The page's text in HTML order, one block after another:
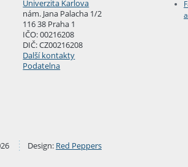
Univerzita Karlova
nám. Jana Palacha 1/2
116 38 Praha 1
IČO: 00216208
DIČ: CZ00216208
Další kontakty
Podatelna
Design: Red Peppers